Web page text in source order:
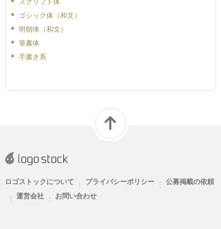
ゴシック体（和文）
明朝体（和文）
筆書体
手書き系
ロゴストックについて | プライバシーポリシー | 公募掲載の依頼
| 運営会社 | お問い合わせ